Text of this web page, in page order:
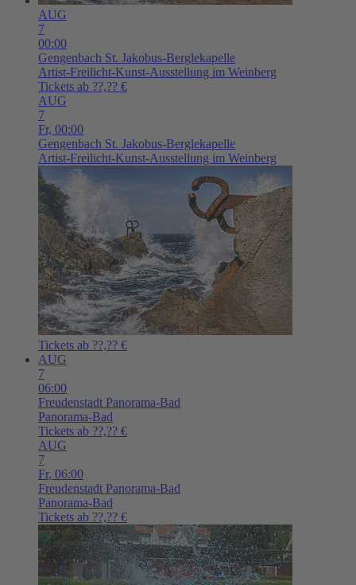
AUG
7
00:00
Gengenbach St. Jakobus-Berglekapelle
Artist-Freilicht-Kunst-Ausstellung im Weinberg
Tickets ab ??,?? €
AUG
7
Fr, 00:00
Gengenbach St. Jakobus-Berglekapelle
Artist-Freilicht-Kunst-Ausstellung im Weinberg
Tickets ab ??,?? €
AUG
7
06:00
Freudenstadt Panorama-Bad
Panorama-Bad
Tickets ab ??,?? €
AUG
7
Fr, 06:00
Freudenstadt Panorama-Bad
Panorama-Bad
Tickets ab ??,?? €